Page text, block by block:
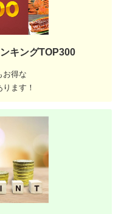
キングTOP300
お得な
ます！